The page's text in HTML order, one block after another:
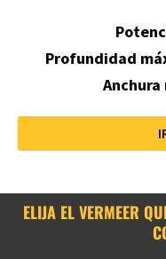
Profundidad
ELIJA EL VERMEER